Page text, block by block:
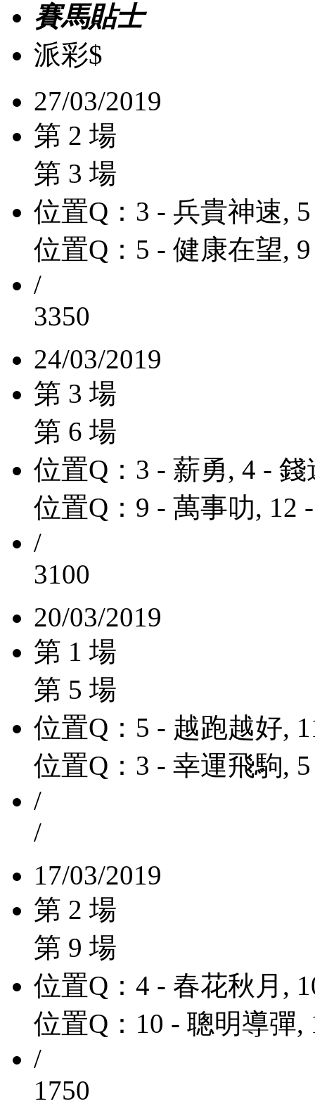
賽馬貼士
派彩$
27/03/2019
第 2 場
第 3 場
位置Q：3 - 兵貴神速,
位置Q：5 - 健康在望,
/
3350
24/03/2019
第 3 場
第 6 場
位置Q：3 - 薪勇, 4 -
位置Q：9 - 萬事叻, 12
/
3100
20/03/2019
第 1 場
第 5 場
位置Q：5 - 越跑越好,
位置Q：3 - 幸運飛駒,
/
/
17/03/2019
第 2 場
第 9 場
位置Q：4 - 春花秋月,
位置Q：10 - 聰明導彈,
/
1750